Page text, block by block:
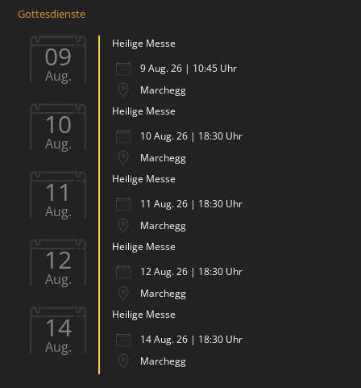
Gottesdienste
09
Aug.
Heilige Messe
9 Aug. 26 | 10:45 Uhr
Marchegg
10
Aug.
Heilige Messe
10 Aug. 26 | 18:30 Uhr
Marchegg
11
Aug.
Heilige Messe
11 Aug. 26 | 18:30 Uhr
Marchegg
12
Aug.
Heilige Messe
12 Aug. 26 | 18:30 Uhr
Marchegg
14
Aug.
Heilige Messe
14 Aug. 26 | 18:30 Uhr
Marchegg